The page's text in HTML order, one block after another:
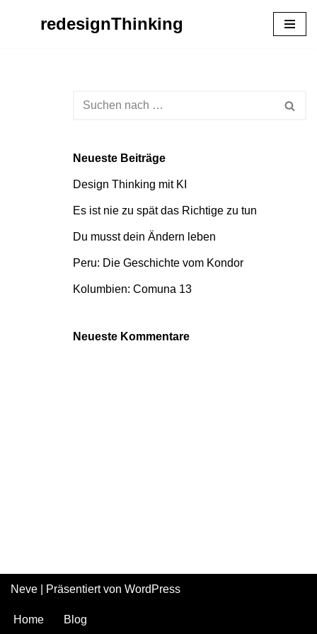
redesignThinking
Neueste Beiträge
Design Thinking mit KI
Es ist nie zu spät das Richtige zu tun
Du musst dein Ändern leben
Peru: Die Geschichte vom Kondor
Kolumbien: Comuna 13
Neueste Kommentare
Neve | Präsentiert von WordPress
Home Blog